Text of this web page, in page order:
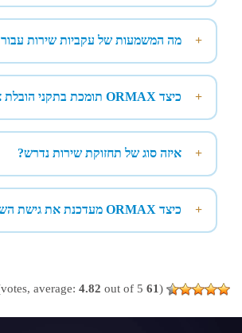
מה המשמעות של עקביות שירות עבור ORMAX?
כיצד ORMAX תומכת בתקני הובלת צוותי תעופה?
איזה סוג של תחזוקת שירות נדרש?
כיצד ORMAX מעדכנת את גישת השירות שלה?
(
61
4.82 out of 5)